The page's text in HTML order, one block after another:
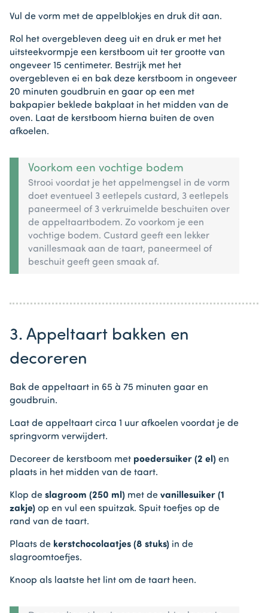
Vul de vorm met de appelblokjes en druk dit aan.
Rol het overgebleven deeg uit en druk er met het
uitsteekvormpje een kerstboom uit ter grootte van
ongeveer 15 centimeter. Bestrijk met het
overgebleven ei en bak deze kerstboom in ongeveer
20 minuten goudbruin en gaar op een met
bakpapier beklede bakplaat in het midden van de
oven. Laat de kerstboom hierna buiten de oven
afkoelen.
Voorkom een vochtige bodem
Strooi voordat je het appelmengsel in de vorm
doet eventueel 3 eetlepels custard, 3 eetlepels
paneermeel of 3 verkruimelde beschuiten over
de appeltaartbodem. Zo voorkom je een
vochtige bodem. Custard geeft een lekker
vanillesmaak aan de taart, paneermeel of
beschuit geeft geen smaak af.
3. Appeltaart bakken en
decoreren
Bak de appeltaart in 65 à 75 minuten gaar en
goudbruin.
Laat de appeltaart circa 1 uur afkoelen voordat je de
springvorm verwijdert.
Decoreer de kerstboom met poedersuiker (2 el) en
plaats in het midden van de taart.
Klop de slagroom (250 ml) met de vanillesuiker (1
zakje) op en vul een spuitzak. Spuit toefjes op de
rand van de taart.
Plaats de kerstchocolaatjes (8 stuks) in de
slagroomtoefjes.
Knoop als laatste het lint om de taart heen.